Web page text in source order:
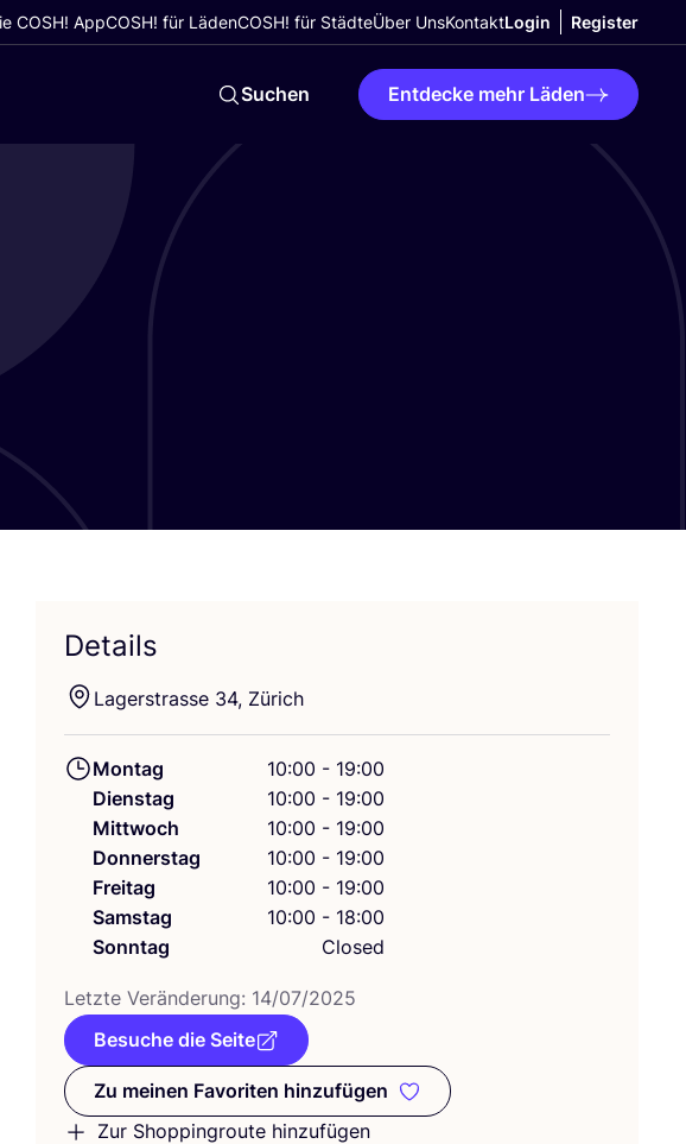
COSH! AppCOSH! für LädenCOSH! für StädteÜber UnsKontaktLogin Register
Suchen Entdecke mehr Läden
Details
Lager­stras­se 34, Zürich
Montag
10:00 - 19:00
Dienstag
10:00 - 19:00
Mittwoch
10:00 - 19:00
Donnerstag
10:00 - 19:00
Freitag
10:00 - 19:00
Samstag
10:00 - 18:00
Sonntag
Closed
Letz­te Ver­än­de­rung: 14/07/2025
Besuche die Seite
Zu meinen Favoriten hinzufügen
Zu meinen Favoriten hinzufügen
Zur Shoppingroute hinzufügen